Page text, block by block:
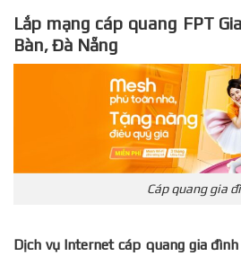
Lắp mạng cáp quang FPT
Bàn, Đà Nẵng
Cáp quang gia
Dịch vụ Internet cáp quang gia